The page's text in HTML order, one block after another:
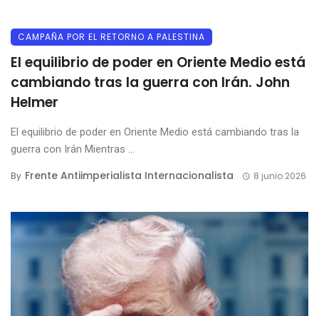
CAMPAÑA POR EL RETORNO A PALESTINA
El equilibrio de poder en Oriente Medio está
cambiando tras la guerra con Irán. John
Helmer
El equilibrio de poder en Oriente Medio está cambiando tras la
guerra con Irán Mientras ...
By Frente Antiimperialista Internacionalista 8 junio 2026